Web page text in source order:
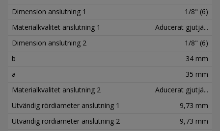
Dimension anslutning 1
1/8" (6)
Materialkvalitet anslutning 1
Aducerat gjutjä...
Dimension anslutning 2
1/8" (6)
b
34 mm
a
35 mm
Materialkvalitet anslutning 2
Aducerat gjutjä...
Utvändig rördiameter anslutning 1
9,73 mm
Utvändig rördiameter anslutning 2
9,73 mm